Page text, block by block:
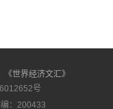
《世界经济文汇》
号
：200433